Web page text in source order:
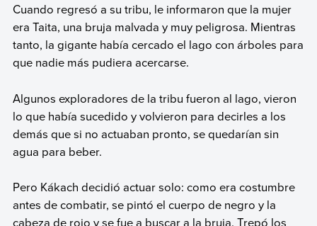
Cuando regresó a su tribu, le informaron que la mujer
era Taita, una bruja malvada y muy peligrosa. Mientras
tanto, la gigante había cercado el lago con árboles para
que nadie más pudiera acercarse.
Algunos exploradores de la tribu fueron al lago, vieron
lo que había sucedido y volvieron para decirles a los
demás que si no actuaban pronto, se quedarían sin
agua para beber.
Pero Kákach decidió actuar solo: como era costumbre
antes de combatir, se pintó el cuerpo de negro y la
cabeza de rojo y se fue a buscar a la bruja. Trepó los